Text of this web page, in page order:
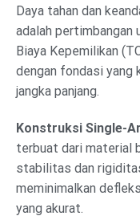
Daya tahan dan
adalah pertimbangan
Biaya Kepemilikan
dengan fondasi yang
jangka panjang.
Konstruksi Single-
terbuat dari material
stabilitas dan
meminimalkan
yang akurat.